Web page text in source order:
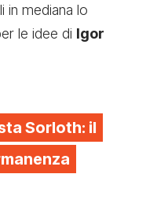
in mediana lo
le idee di Igor
Sorloth: il